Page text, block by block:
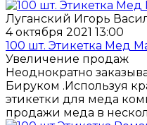
Луганский Игорь
4 октября 2021 13:00
100 шт. Этикетка Мед
Увеличение продаж
Неоднократно
Бируком .Используя
этикетки для меда
продажи меда в